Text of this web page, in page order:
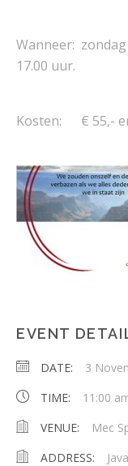
Wanneer:
17.00 uur.
Kosten: € 55,-
EVENT
DATE: 3
TIME:
11:00
VENUE:
Mec
ADDRESS: